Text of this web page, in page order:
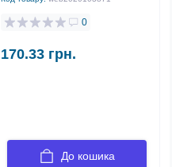
0
170.33 грн.
До кошика